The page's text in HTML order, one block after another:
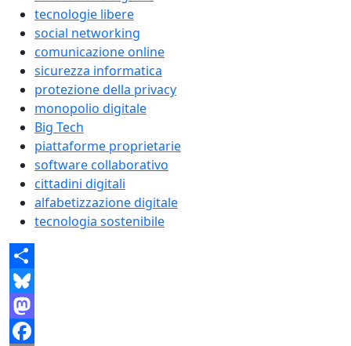
tecnologie libere
social networking
comunicazione online
sicurezza informatica
protezione della privacy
monopolio digitale
Big Tech
piattaforme proprietarie
software collaborativo
cittadini digitali
alfabetizzazione digitale
tecnologia sostenibile
Share
Bluesky
Mastodon